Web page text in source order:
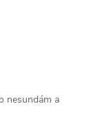
nesundám a